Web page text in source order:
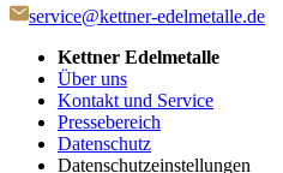
service@kettner-edelmetalle.de
Kettner Edelmetalle
Über uns
Kontakt und Service
Pressebereich
Datenschutz
Datenschutzeinstellungen